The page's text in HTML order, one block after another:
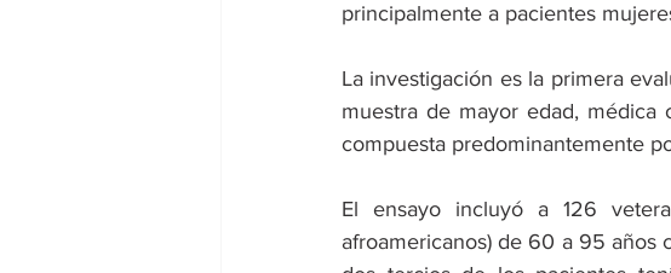
principalmente a pacientes
La investigación es la primera
muestra de mayor edad, médica
compuesta predominantemente
El ensayo incluyó a 126
afroamericanos) de 60 a 95 años